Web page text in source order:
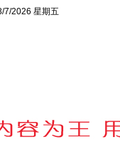
7/2026 星期五